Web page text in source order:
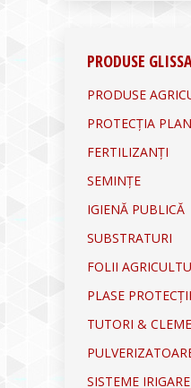
PRODUSE
PRODUSE
PROTECȚIA
FERTILIZANȚI
SEMINȚE
IGIENĂ PUBLICĂ
SUBSTRATURI
FOLII
PLASE
TUTORI &
SISTEME IRIGARE